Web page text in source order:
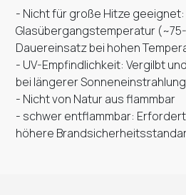
- Nicht für große Hitze geeignet:
Glasübergangstemperatur
Dauereinsatz bei hohen
- UV-Empfindlichkeit: Vergilbt
bei längerer
- Nicht von Natur aus flammbar
- schwer entflammbar:
höhere